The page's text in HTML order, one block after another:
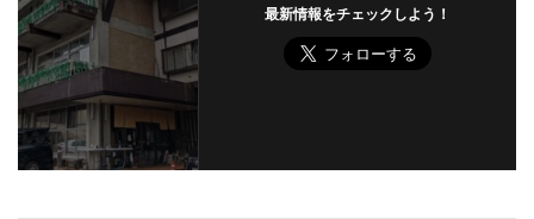
最新情報をチェックしよう！